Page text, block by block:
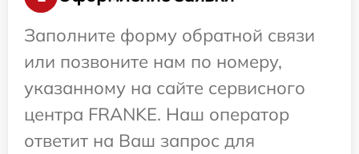
Заполните форму обратной связи
или позвоните нам по номеру,
указанному на сайте сервисного
центра FRANKE. Наш оператор
ответит на Ваш запрос для